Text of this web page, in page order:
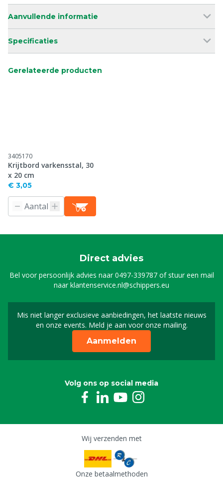
Aanvullende informatie
Specificaties
Gerelateerde producten
3405170
Krijtbord varkensstal, 30
x 20 cm
€ 3,05
Direct advies
Bel voor persoonlijk advies naar0497-339787of stuur een mail
naarklantenservice.nl@schippers.eu
Mis niet langer exclusieve aanbiedingen, het laatste nieuws
en onze events. Meld je aan voor onze mailing.
Schrijf je in voor onze
Aanmelden
Volg ons op social media
Wij verzenden met
Onze betaalmethoden